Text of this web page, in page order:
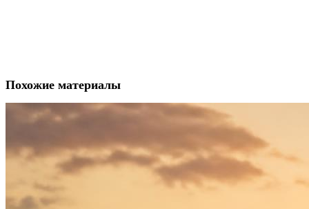
Похожие материалы